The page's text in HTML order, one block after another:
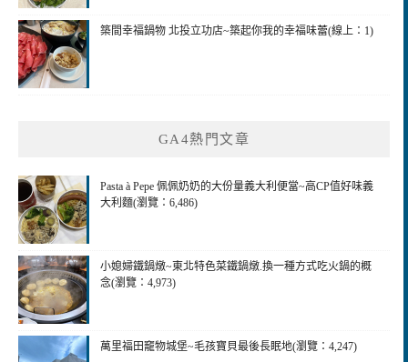
築間幸福鍋物 北投立功店~築起你我的幸福味蕾(線上：1)
GA4熱門文章
Pasta à Pepe 佩佩奶奶的大份量義大利便當~高CP值好味義
大利麵(瀏覽：6,486)
小媳婦鐵鍋燉~東北特色菜鐵鍋燉.換一種方式吃火鍋的概
念(瀏覽：4,973)
萬里福田竉物城堡~毛孩寶貝最後長眠地(瀏覽：4,247)